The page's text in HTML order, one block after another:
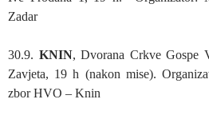
Zadar
30.9. KNIN, Dvorana Crkve Gospe
Zavjeta, 19 h (nakon mise).
zbor HVO – Knin